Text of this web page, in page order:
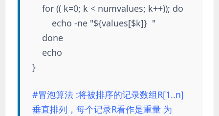
for (( k=0; k < numvalues; k++)); do
echo -ne "${values[$k]} "
done
echo
}
#冒泡算法 :将被排序的记录数组R[1..n]
垂直排列，每个记录R看作是重量 为